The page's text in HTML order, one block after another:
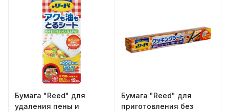
(28,4 х 26,8 см) 9 шт.
Бумага "Reed" для
удаления пены и
Бумага "Reed" для
приготовления без